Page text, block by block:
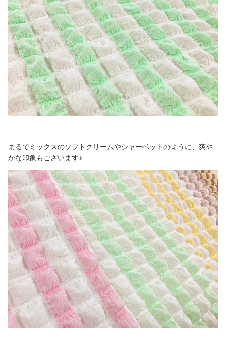
まるでミックスのソフトクリームやシャーベットのように、爽や
かな印象もございます♪